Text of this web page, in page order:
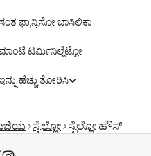
ಫ್ರಾನ್ಸಿಸ್ಕೋ ಬಾಸಿಲಿಕಾ
ಟರ್ಮಿನಿಲ್ಲೆಟ್ಟೋ
ಹೆಚ್ಚು ತೋರಿಸಿ
ಸ್ಪೆಲ್ಲೋ ಸ್ಪೆಲ್ಲೋ ಹೌಸ್